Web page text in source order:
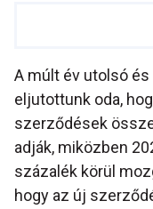
A múlt év utolsó
eljutottunk oda,
szerződések
adják, miközben
százalék körül
hogy az új